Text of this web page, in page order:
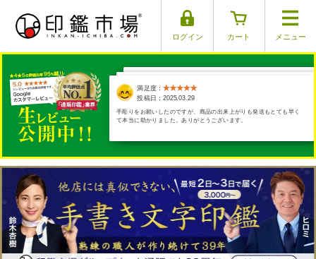
ログイン カート メニュー
満足度：
投稿日：2025.03.29
手彫りをお願いしたのですが、商品の出来上がりも発送もとても早く
て本当に助かりました。ありがとうございます。
満足度：
投稿日：2025.03.26
満足度：
投稿日：2025.04.01
満足度：
投稿日：2025.03.17
満足度：
投稿日：2025.03.30